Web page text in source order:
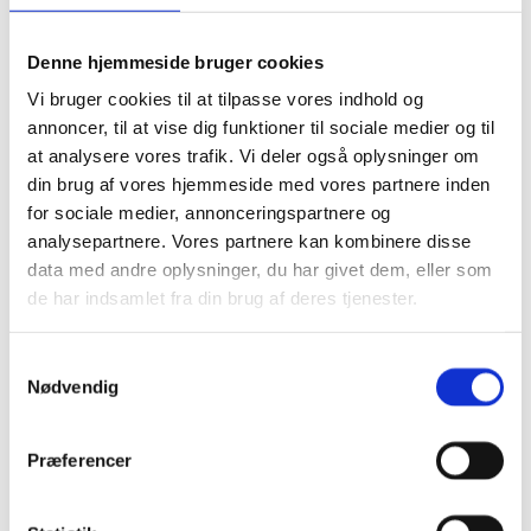
Denne hjemmeside bruger cookies
Vi bruger cookies til at tilpasse vores indhold og
annoncer, til at vise dig funktioner til sociale medier og til
at analysere vores trafik. Vi deler også oplysninger om
din brug af vores hjemmeside med vores partnere inden
for sociale medier, annonceringspartnere og
analysepartnere. Vores partnere kan kombinere disse
data med andre oplysninger, du har givet dem, eller som
de har indsamlet fra din brug af deres tjenester.
Nødvendig
Præferencer
12.6.
virksomheder, skal
opfordres til at
benytte bæredygtig
praksis og til at
integrere oplysninger
om bæredygtighed i
deres
rapporteringscyklus.
12.6.1.
12.7.
Der skal fremmes
bæredygtige
indkøbspraksis i
politikker og